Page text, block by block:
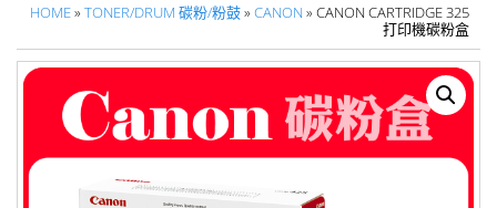
HOME»TONER/DRUM 碳粉/粉鼓»CANON » CANON CARTRIDGE 325
打印機碳粉盒